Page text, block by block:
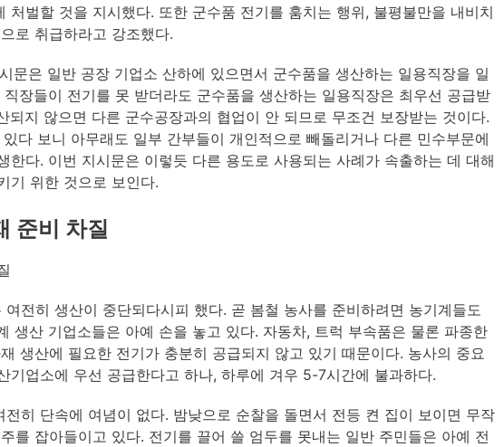
처벌할 것을 지시했다. 또한 군수품 전기를 훔치는 행위, 불평불만을 내비치
로 취급하라고 강조했다.
문은 일반 공장 기업소 산하에 있으면서 군수품을 생산하는 일용직장을 일
장들이 전기를 못 받더라도 군수품을 생산하는 일용직장은 최우선 공급받
되지 않으면 다른 군수공장과의 협업이 안 되므로 무조건 보장받는 것이다.
다 보니 아무래도 일부 간부들이 개인적으로 빼돌리거나 다른 민수부문에
한다. 이번 지시문은 이렇듯 다른 용도로 사용되는 사례가 속출하는 데 대해
기 위한 것으로 보인다.
준비 차질
전히 생산이 중단되다시피 했다. 곧 봄철 농사를 준비하려면 농기계들도
생산 기업소들은 아예 손을 놓고 있다. 자동차, 트럭 부속품은 물론 파종한
생산에 필요한 전기가 충분히 공급되지 않고 있기 때문이다. 농사의 중요
기업소에 우선 공급한다고 하나, 하루에 겨우 5-7시간에 불과하다.
히 단속에 여념이 없다. 밤낮으로 순찰을 돌면서 전등 켠 집이 보이면 무작
를 잡아들이고 있다. 전기를 끌어 쓸 엄두를 못내는 일반 주민들은 아예 전